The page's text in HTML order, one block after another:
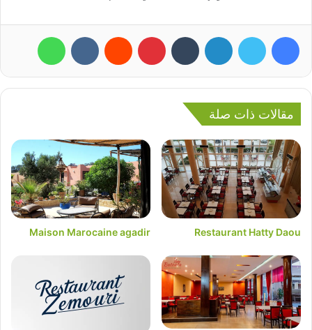
فيسبوك تويتر لينكدإن بينتيريست
مقالات ذات صلة
Restaurant Hatty Daou
Maison Marocaine agadir